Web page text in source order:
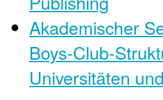
Akademischer
Boys-Club-
Universitäten